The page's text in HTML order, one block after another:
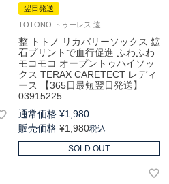
翌日発送
整 トトノ リカバリーソックス 鉱
石プリントで血行促進 ふわふわ
モコモコ オープントゥハイソッ
クス TERAX CARETECT レディ
ース 【365日最短翌日発送】
03915225
通常価格 ¥1,980
販売価格 ¥1,980税込
SOLD OUT